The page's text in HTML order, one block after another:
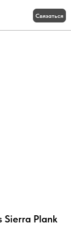
Связаться
Plank